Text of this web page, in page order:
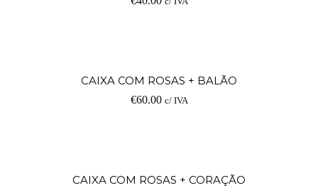
CAIXA COM ROSAS + BALÃO
€60.00 c/ IVA
CAIXA COM ROSAS + CORAÇÃO